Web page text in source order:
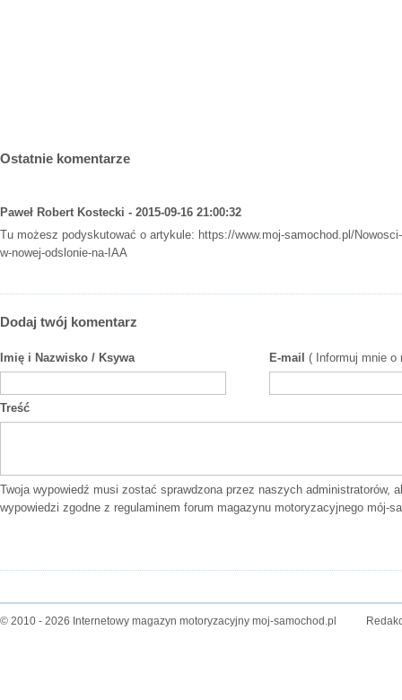
Ostatnie komentarze
Paweł Robert Kostecki - 2015-09-16 21:00:32
Tu możesz podyskutować o artykule: https://www.moj-samochod.pl/
w-nowej-odslonie-na-IAA
Dodaj twój komentarz
Imię i Nazwisko / Ksywa E-mail ( Informuj mnie o
Treść
Twoja wypowiedź musi zostać sprawdzona przez naszych administratorów,
wypowiedzi zgodne z regulaminem forum magazynu motoryzacyjnego mój-
© 2010 - 2026 Internetowy magazyn motoryzacyjny moj-samochod.pl